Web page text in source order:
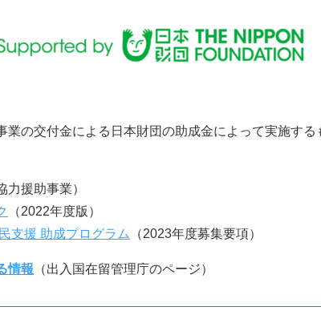
業の交付金による日本財団の助成金によって実施する
力援助事業）
（2022年度版）
支援 助成プログラム
（2023年度募集要項）
情報 （出入国在留管理庁のページ）